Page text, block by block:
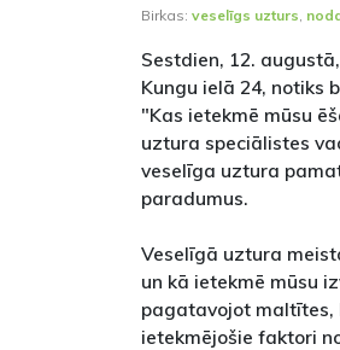
Birkas: veselīgs uzturs
Sestdien, 12.
Kungu ielā 24, notiks
"Kas ietekmē mūsu
uztura speciālistes
veselīga uztura
paradumus.
Veselīgā uztura
un kā ietekmē mūsu
pagatavojot maltītes,
ietekmējošie faktori